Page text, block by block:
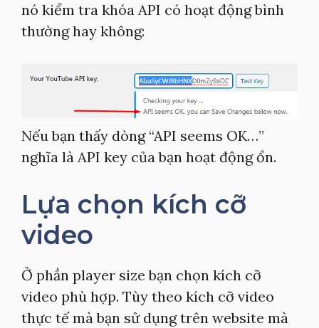
nó kiểm tra khóa API có hoạt động bình
thường hay không:
Nếu bạn thấy dòng “API seems OK…”
nghĩa là API key của bạn hoạt động ổn.
Lựa chọn kích cỡ
video
Ở phần player size bạn chọn kích cỡ
video phù hợp. Tùy theo kích cỡ video
thực tế mà bạn sử dụng trên website mà